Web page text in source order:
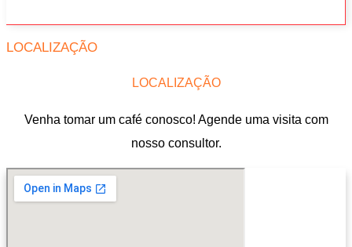
LOCALIZAÇÃO
LOCALIZAÇÃO
Venha tomar um café conosco! Agende uma visita com
nosso consultor.